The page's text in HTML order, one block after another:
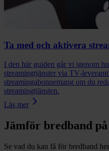
Ta med och aktivera
I den här guiden går vi igenom
streamingtjänster via TV-
streamingabonnemang om du
streamingtjänsten.
Läs mer
Jämför bredband
Se vad du kan få för bredband